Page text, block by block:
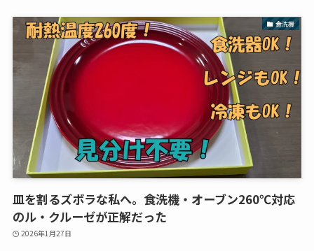
食洗機
皿を割るズボラな私へ。食洗機・オーブン260℃対応
のル・クルーゼが正解だった
2026年1月27日